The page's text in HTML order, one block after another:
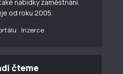
nabídky zaměstnání.
od roku 2005.
Inzerce
čteme